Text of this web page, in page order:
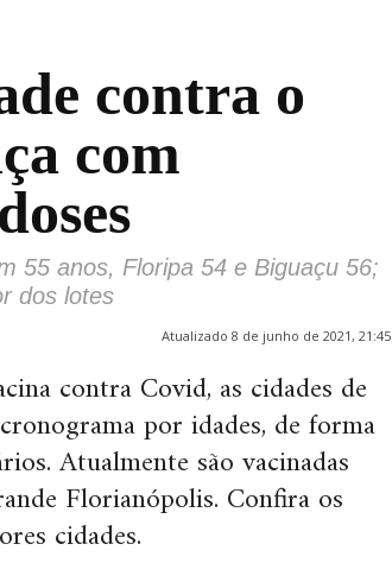
contra o
com
55 anos, Floripa 54 e Biguaçu 56;
dos lotes
Atualizado 8 de junho de 2021, 21:45
contra Covid, as cidades de
por idades, de forma
Atualmente são vacinadas
Florianópolis. Confira os
cidades.